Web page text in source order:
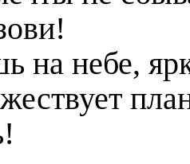
на небе,